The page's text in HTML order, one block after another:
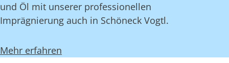
und Öl mit unserer professionellen
Imprägnierung auch in Schöneck Vogtl.
Mehr erfahren